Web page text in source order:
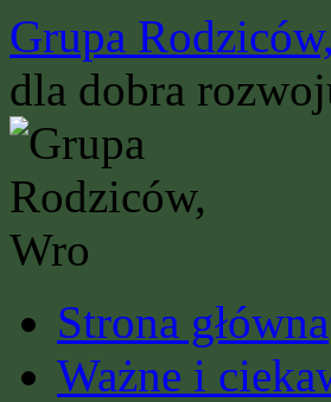
Przejdź
do
treści
Grupa
dla dobra
Strona główna
Ważne i